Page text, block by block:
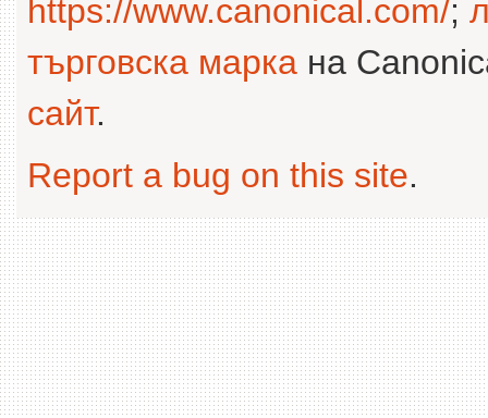
https://www.canonical.com/;
търговска марка на
сайт.
Report a bug on this site.